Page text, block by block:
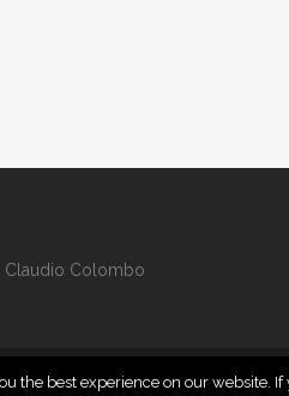
Claudio Colombo
the best experience on our website.